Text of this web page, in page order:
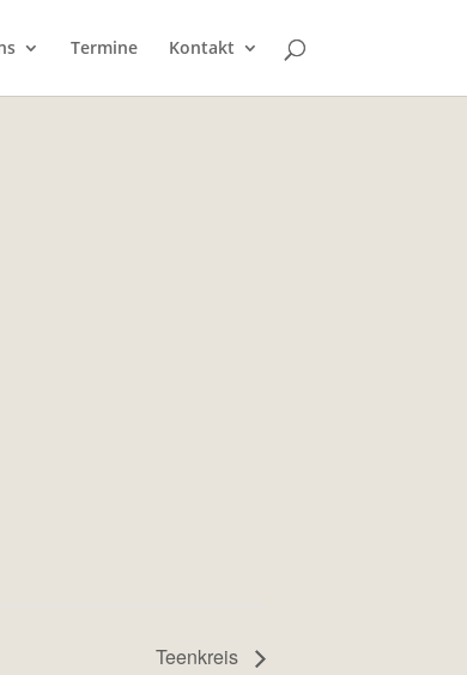
Termine Kontakt
Teenkreis